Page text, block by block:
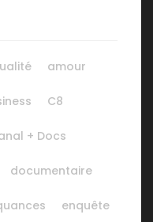
amour
C8
+ Docs
documentaire
enquête